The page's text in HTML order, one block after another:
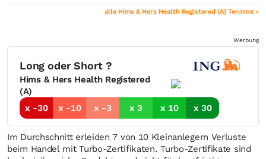
alle Hims & Hers Health Registered (A) Termine »
Werbung
Long oder Short ?
Hims & Hers Health Registered
(A)
x -30
x -10 x -3 x 3 x 10 x 30
Im Durchschnitt erleiden 7 von 10 Kleinanlegern Verluste
beim Handel mit Turbo-Zertifikaten. Turbo-Zertifikate sind